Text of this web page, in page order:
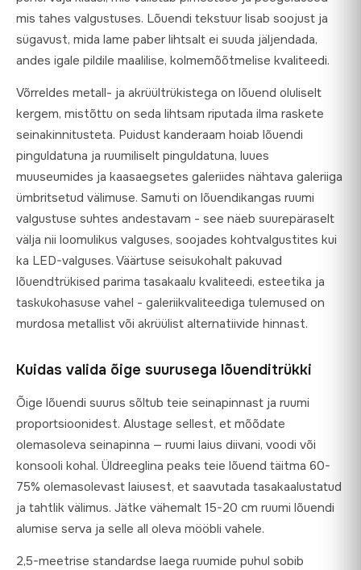
mis tahes valgustuses. Lõuendi tekstuur lisab soojust ja
sügavust, mida lame paber lihtsalt ei suuda jäljendada,
andes igale pildile maalilise, kolmemõõtmelise kvaliteedi.
Võrreldes metall- ja akrüültrükistega on lõuend oluliselt
kergem, mistõttu on seda lihtsam riputada ilma raskete
seinakinnitusteta. Puidust kanderaam hoiab lõuendi
pinguldatuna ja ruumiliselt pinguldatuna, luues
muuseumides ja kaasaegsetes galeriides nähtava galeriiga
ümbritsetud välimuse. Samuti on lõuendikangas ruumi
valgustuse suhtes andestavam - see näeb suurepäraselt
välja nii loomulikus valguses, soojades kohtvalgustites kui
ka LED-valguses. Väärtuse seisukohalt pakuvad
lõuendtrükised parima tasakaalu kvaliteedi, esteetika ja
taskukohasuse vahel - galeriikvaliteediga tulemused on
murdosa metallist või akrüülist alternatiivide hinnast.
Kuidas valida õige suurusega lõuenditrükki
Õige lõuendi suurus sõltub teie seinapinnast ja ruumi
proportsioonidest. Alustage sellest, et mõõdate
olemasoleva seinapinna — ruumi laius diivani, voodi või
konsooli kohal. Üldreeglina peaks teie lõuend täitma 60-
75% olemasolevast laiusest, et saavutada tasakaalustatud
ja tahtlik välimus. Jätke vähemalt 15-20 cm ruumi lõuendi
alumise serva ja selle all oleva mööbli vahele.
2,5-meetrise standardse laega ruumide puhul sobib